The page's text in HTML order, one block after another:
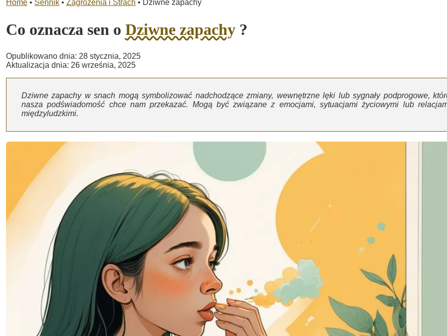
Home • Sennik • Zagrożenia i Strach • Dziwne zapachy
Co oznacza sen o Dziwne zapachy ?
Opublikowano dnia: 28 stycznia, 2025
Aktualizacja dnia: 26 września, 2025
Dziwne zapachy w snach mogą symbolizować nadchodzące zmiany, wewnętrzne lęki lub sygnały podprogowe,
nasza podświadomość chce nam przekazać. Mogą być związane z emocjami, sytuacjami życiowymi lub
międzyludzkimi.